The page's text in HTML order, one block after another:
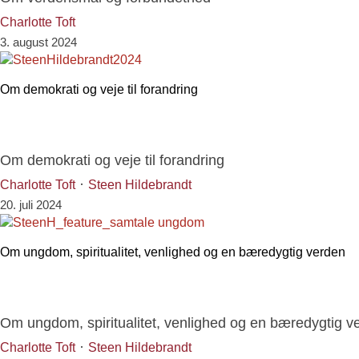
Charlotte Toft
3. august 2024
Om demokrati og veje til forandring
Om demokrati og veje til forandring
Charlotte Toft· Steen Hildebrandt
20. juli 2024
Om ungdom, spiritualitet, venlighed og en bæredygtig verden
Om ungdom, spiritualitet, venlighed og en bæredygtig
Charlotte Toft· Steen Hildebrandt